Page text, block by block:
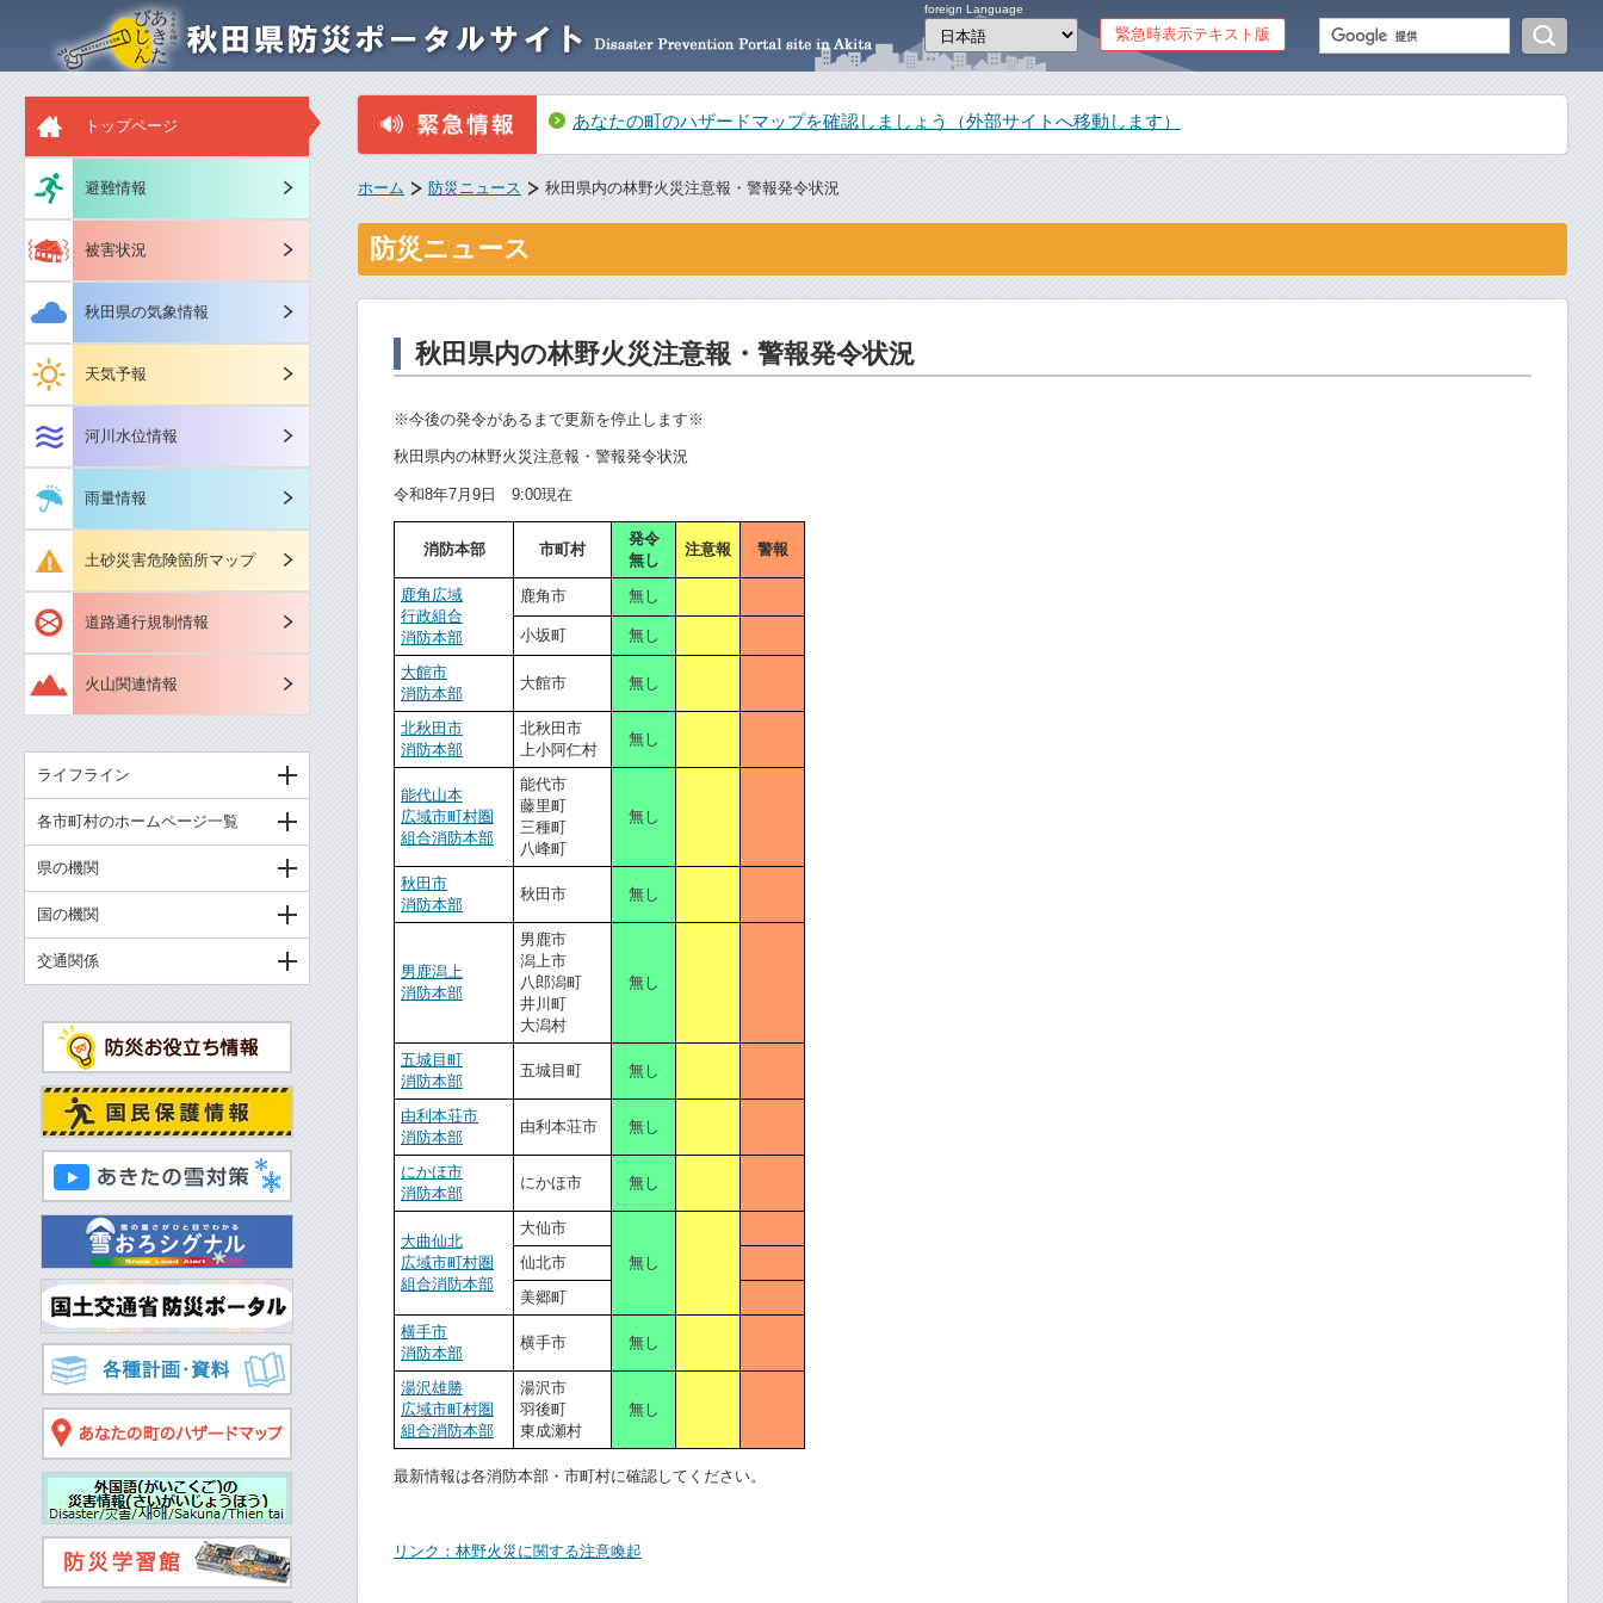
foreign Language
緊急時表示テキスト版
あなたの町のハザードマップを確認しましょう（外部サイトへ移動します）
ホーム 防災ニュース 秋田県内の林野火災注意報・警報発令状況
防災ニュース
秋田県内の林野火災注意報・警報発令状況
※今後の発令があるまで更新を停止します※
秋田県内の林野火災注意報・警報発令状況
令和8年7月9日 9:00現在
消防本部 市町村
発令
無し
注意報 警報
鹿角広域
行政組合
消防本部
鹿角市 無し
小坂町 無し
大館市
消防本部
大館市 無し
北秋田市
消防本部
北秋田市
上小阿仁村
無し
能代山本
広域市町村圏
組合消防本部
能代市
藤里町
三種町
八峰町
無し
秋田市
消防本部
秋田市 無し
男鹿潟上
消防本部
男鹿市
潟上市
八郎潟町
井川町
大潟村
無し
五城目町
消防本部
五城目町 無し
由利本荘市
消防本部
由利本荘市 無し
にかほ市
消防本部
にかほ市 無し
大曲仙北
広域市町村圏
組合消防本部
大仙市
無し
仙北市
美郷町
横手市
消防本部
横手市 無し
湯沢雄勝
広域市町村圏
組合消防本部
湯沢市
羽後町
東成瀬村
無し
最新情報は各消防本部・市町村に確認してください。
リンク：林野火災に関する注意喚起
トップページ
避難情報
被害状況
秋田県の気象情報
天気予報
河川水位情報
雨量情報
土砂災害危険箇所マップ
道路通行規制情報
火山関連情報
ライフライン
各市町村のホームページ一覧
県の機関
国の機関
交通関係